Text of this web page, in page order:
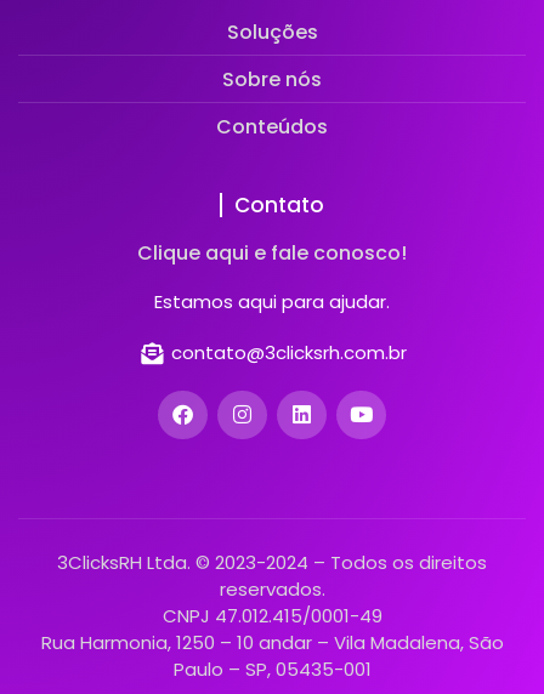
Soluções
Sobre nós
Conteúdos
Contato
Clique aqui e fale conosco!
Estamos aqui para ajudar.
contato@3clicksrh.com.br
3ClicksRH Ltda. © 2023-2024 – Todos os direitos
reservados.
CNPJ 47.012.415/0001-49
Rua Harmonia, 1250 – 10 andar – Vila Madalena, São
Paulo – SP, 05435-001